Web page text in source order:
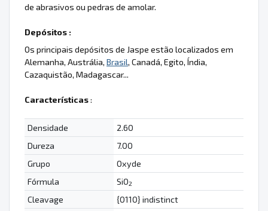
de abrasivos ou pedras de amolar.
Depósitos :
Os principais depósitos de Jaspe estão localizados em
Alemanha, Austrália, Brasil, Canadá, Egito, Índia,
Cazaquistão, Madagascar...
Características:
Densidade
2.60
Dureza
7.00
Grupo
Oxyde
Fórmula
SiO2
Cleavage
{0110} indistinct